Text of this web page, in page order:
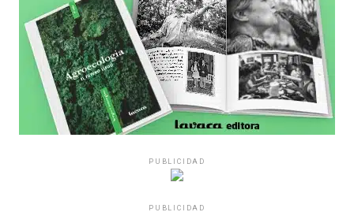
PUBLICIDAD
PUBLICIDAD